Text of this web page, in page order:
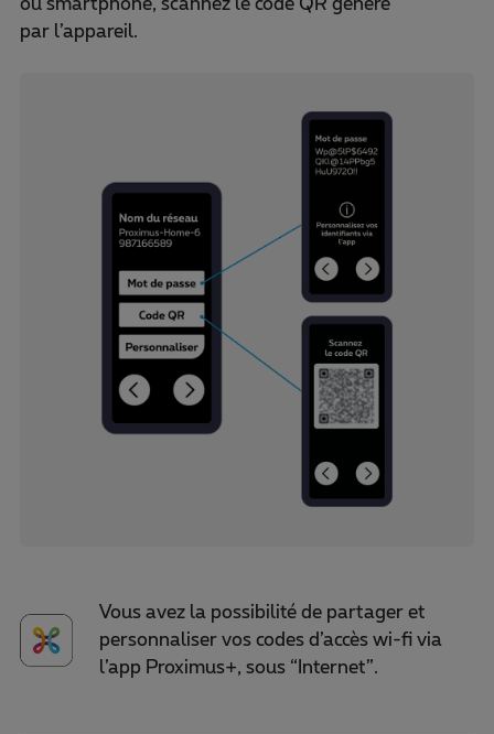
ou smartphone, scannez le code QR généré
par l’appareil.
Vous avez la possibilité de partager et
personnaliser vos codes d’accès wi-fi via
l’app Proximus+, sous “Internet”.